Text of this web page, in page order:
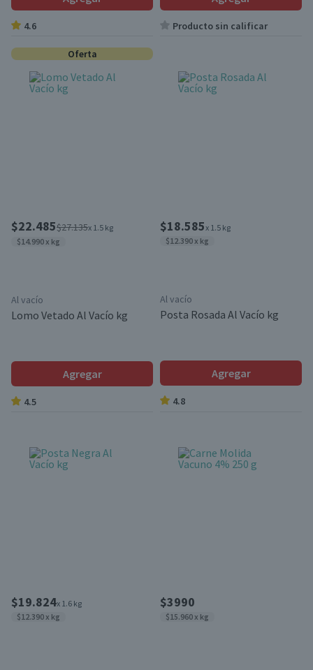
4.6 Producto sin calificar
Oferta
$22.485$27.135x 1.5 kg
$14.990 x kg
Al vacío
Lomo Vetado Al Vacío kg
Agregar
4.5
$18.585x 1.5 kg
$12.390 x kg
Al vacío
Posta Rosada Al Vacío kg
Agregar
4.8
$19.824x 1.6 kg
$12.390 x kg
$3990
$15.960 x kg